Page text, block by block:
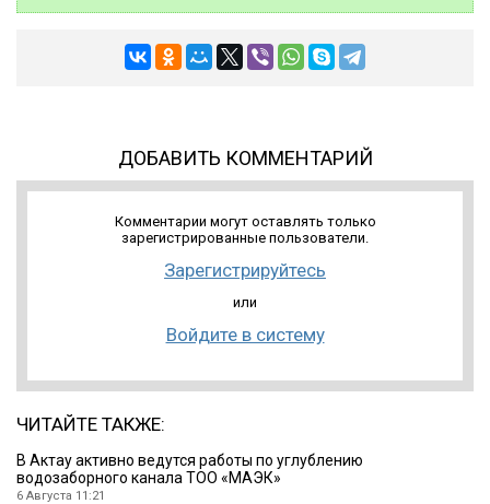
ДОБАВИТЬ КОММЕНТАРИЙ
Комментарии могут оставлять только
зарегистрированные пользователи.
Зарегистрируйтесь
или
Войдите в систему
ЧИТАЙТЕ ТАКЖЕ:
В Актау активно ведутся работы по углублению
водозаборного канала ТОО «МАЭК»
6 Августа 11:21